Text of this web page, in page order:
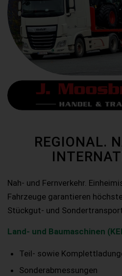
REGIONAL.
Nah- und Fernverkehr.
Fahrzeuge garantieren
Stückgut- und
Land- und Baumaschinen
Teil- sowie
Sonderabmessungen